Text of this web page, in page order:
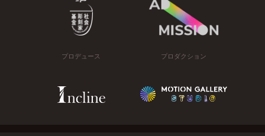
プロデュース プロダクション